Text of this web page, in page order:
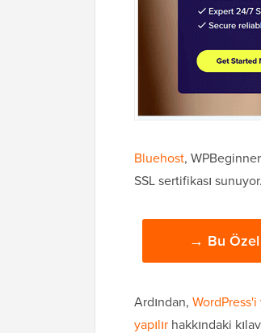
Bluehost,
SSL sertifikası sunuyor.
→ Bu Özel
Ardından,
yapılır hakkındaki